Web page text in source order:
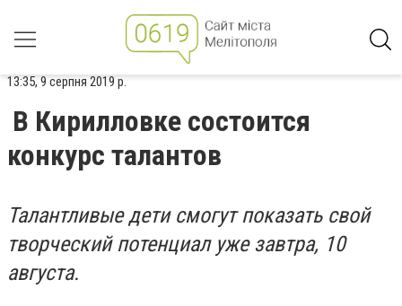
13:35, 9 серпня 2019 р.
В Кирилловке состоится
конкурс талантов
Талантливые дети смогут показать свой
творческий потенциал уже завтра, 10
августа.